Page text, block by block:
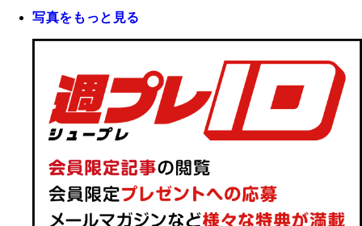
写真をもっと見る